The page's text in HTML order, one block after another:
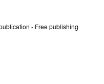
- Freepublishing